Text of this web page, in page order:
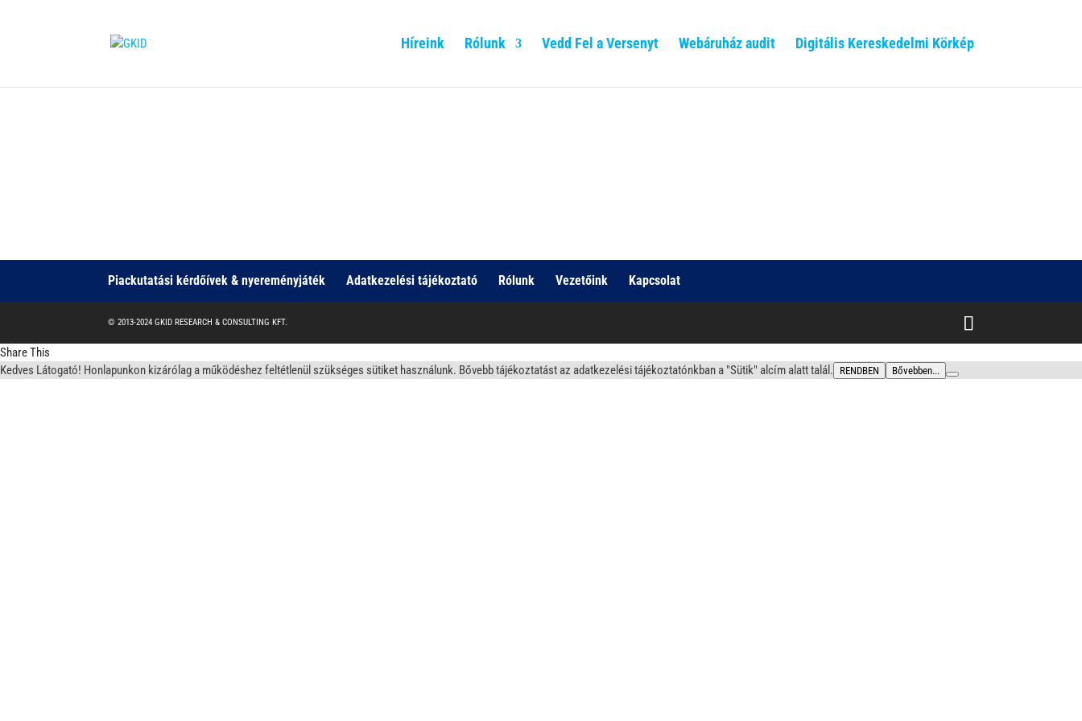
Híreink Rólunk Vedd Fel a Versenyt Webáruház audit Digitális Kereskedelmi Körkép
Piackutatási kérdőívek & nyereményjáték Adatkezelési tájékoztató Rólunk Vezetőink Kapcsolat
© 2013-2024 GKID RESEARCH & CONSULTING KFT.
Share This
Kedves Látogató! Honlapunkon kizárólag a működéshez feltétlenül szükséges sütiket használunk. Bővebb tájékoztatást az adatkezelési tájékoztatónkban a "Sütik" alcím alatt talál.
RENDBEN Bővebben...